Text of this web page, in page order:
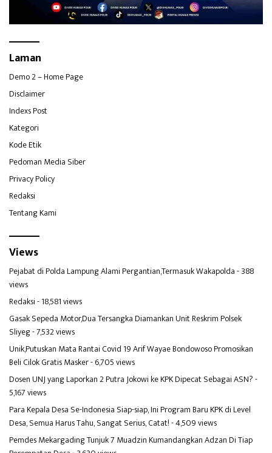
Laman
Demo 2 – Home Page
Disclaimer
Indexs Post
Kategori
Kode Etik
Pedoman Media Siber
Privacy Policy
Redaksi
Tentang Kami
Views
Pejabat di Polda Lampung Alami Pergantian,Termasuk Wakapolda- 388
views
Redaksi- 18,581 views
Gasak Sepeda Motor,Dua Tersangka Diamankan Unit Reskrim Polsek
Sliyeg- 7,532 views
Unik,Putuskan Mata Rantai Covid 19 Arif Wayae Bondowoso Promosikan
Beli Cilok Gratis Masker- 6,705 views
Dosen UNJ yang Laporkan 2 Putra Jokowi ke KPK Dipecat Sebagai ASN?-
5,167 views
Para Kepala Desa Se-Indonesia Siap-siap, Ini Program Baru KPK di Level
Desa, Semua Harus Tahu, Sangat Serius, Catat!- 4,509 views
Pemdes Mekargading Tunjuk 7 Muadzin Kumandangkan Adzan Di Tiap